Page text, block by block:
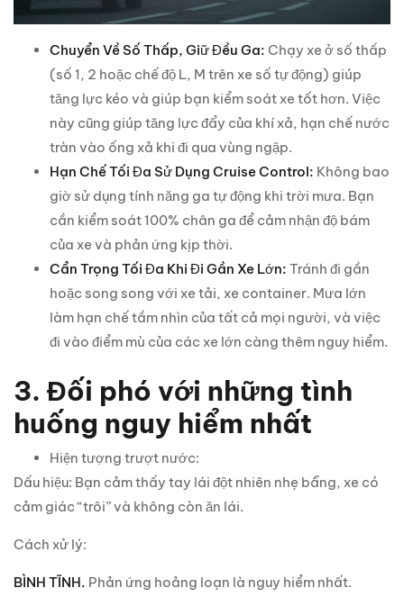
Chuyển Về Số Thấp, Giữ Đều Ga: Chạy xe ở số thấp
(số 1, 2 hoặc chế độ L, M trên xe số tự động) giúp
tăng lực kéo và giúp bạn kiểm soát xe tốt hơn. Việc
này cũng giúp tăng lực đẩy của khí xả, hạn chế nước
tràn vào ống xả khi đi qua vùng ngập.
Hạn Chế Tối Đa Sử Dụng Cruise Control: Không bao
giờ sử dụng tính năng ga tự động khi trời mưa. Bạn
cần kiểm soát 100% chân ga để cảm nhận độ bám
của xe và phản ứng kịp thời.
Cẩn Trọng Tối Đa Khi Đi Gần Xe Lớn: Tránh đi gần
hoặc song song với xe tải, xe container. Mưa lớn
làm hạn chế tầm nhìn của tất cả mọi người, và việc
đi vào điểm mù của các xe lớn càng thêm nguy hiểm.
3. Đối phó với những tình
huống nguy hiểm nhất
Hiện tượng trượt nước:
Dấu hiệu: Bạn cảm thấy tay lái đột nhiên nhẹ bẫng, xe có
cảm giác “trôi” và không còn ăn lái.
Cách xử lý:
BÌNH TĨNH. Phản ứng hoảng loạn là nguy hiểm nhất.